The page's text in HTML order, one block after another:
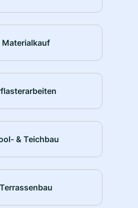
Materialkauf
& Teichbau
Terrassenbau